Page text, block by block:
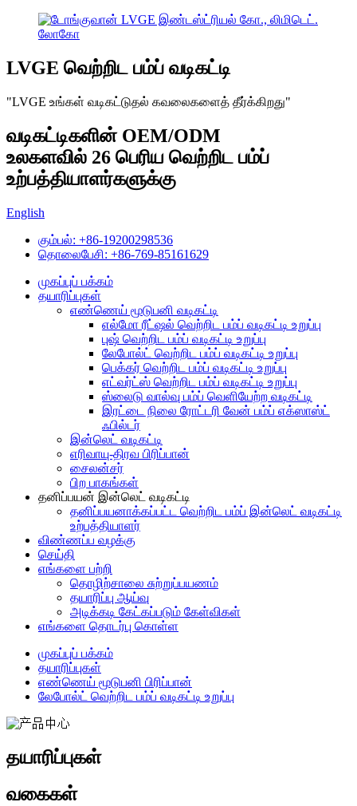
LVGE வெற்றிட பம்ப் வடிகட்டி
"LVGE உங்கள் வடிகட்டுதல் கவலைகளைத் தீர்க்கிறது"
வடிகட்டிகளின் OEM/ODM
உலகளவில் 26 பெரிய வெற்றிட பம்ப்
உற்பத்தியாளர்களுக்கு
English
கும்பல்: +86-19200298536
தொலைபேசி: +86-769-85161629
முகப்புப் பக்கம்
தயாரிப்புகள்
எண்ணெய் மூடுபனி வடிகட்டி
எல்மோ ரீட்ஷல் வெற்றிட பம்ப் வடிகட்டி உறுப்பு
புஷ் வெற்றிட பம்ப் வடிகட்டி உறுப்பு
லேபோல்ட் வெற்றிட பம்ப் வடிகட்டி உறுப்பு
பெக்கர் வெற்றிட பம்ப் வடிகட்டி உறுப்பு
எட்வர்ட்ஸ் வெற்றிட பம்ப் வடிகட்டி உறுப்பு
ஸ்லைடு வால்வு பம்ப் வெளியேற்ற வடிகட்டி
இரட்டை நிலை ரோட்டரி வேன் பம்ப் எக்ஸாஸ்ட்
ஃபில்டர்
இன்லெட் வடிகட்டி
எரிவாயு-திரவ பிரிப்பான்
சைலன்சர்
பிற பாகங்கள்
தனிப்பயன் இன்லெட் வடிகட்டி
தனிப்பயனாக்கப்பட்ட வெற்றிட பம்ப் இன்லெட் வடிகட்டி
உற்பத்தியாளர்
விண்ணப்ப வழக்கு
செய்தி
எங்களை பற்றி
தொழிற்சாலை சுற்றுப்பயணம்
தயாரிப்பு ஆய்வு
அடிக்கடி கேட்கப்படும் கேள்விகள்
எங்களை தொடர்பு கொள்ள
முகப்புப் பக்கம்
தயாரிப்புகள்
எண்ணெய் மூடுபனி பிரிப்பான்
லேபோல்ட் வெற்றிட பம்ப் வடிகட்டி உறுப்பு
தயாரிப்புகள்
வகைகள்